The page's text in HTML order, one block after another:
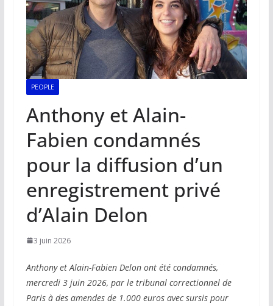
PEOPLE
Anthony et Alain-
Fabien condamnés
pour la diffusion d’un
enregistrement privé
d’Alain Delon
3 juin 2026
Anthony et Alain-Fabien Delon ont été condamnés,
mercredi 3 juin 2026, par le tribunal correctionnel de
Paris à des amendes de 1.000 euros avec sursis pour